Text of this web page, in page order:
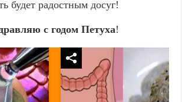
будет радостным досуг!
с годом Петуха!